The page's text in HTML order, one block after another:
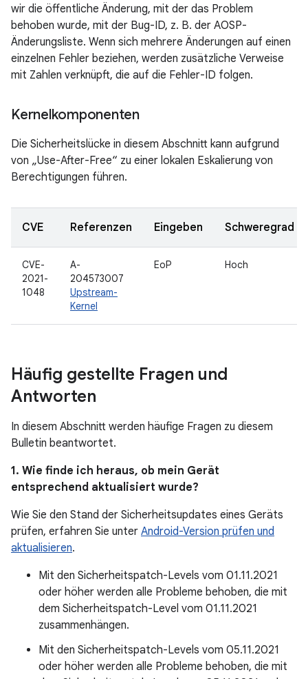
wir die öffentliche Änderung, mit der das Problem
behoben wurde, mit der Bug-ID, z. B. der AOSP-
Änderungsliste. Wenn sich mehrere Änderungen auf einen
einzelnen Fehler beziehen, werden zusätzliche Verweise
mit Zahlen verknüpft, die auf die Fehler-ID folgen.
Kernelkomponenten
Die Sicherheitslücke in diesem Abschnitt kann aufgrund
von „Use-After-Free“ zu einer lokalen Eskalierung von
Berechtigungen führen.
CVE Referenzen Eingeben Schweregrad
CVE-
2021-
1048
A-
204573007
Upstream-
Kernel
EoP Hoch
Häufig gestellte Fragen und
Antworten
In diesem Abschnitt werden häufige Fragen zu diesem
Bulletin beantwortet.
1. Wie finde ich heraus, ob mein Gerät
entsprechend aktualisiert wurde?
Wie Sie den Stand der Sicherheitsupdates eines Geräts
prüfen, erfahren Sie unter Android-Version prüfen und
aktualisieren.
Mit den Sicherheitspatch-Levels vom 01.11.2021
oder höher werden alle Probleme behoben, die mit
dem Sicherheitspatch-Level vom 01.11.2021
zusammenhängen.
Mit den Sicherheitspatch-Levels vom 05.11.2021
oder höher werden alle Probleme behoben, die mit